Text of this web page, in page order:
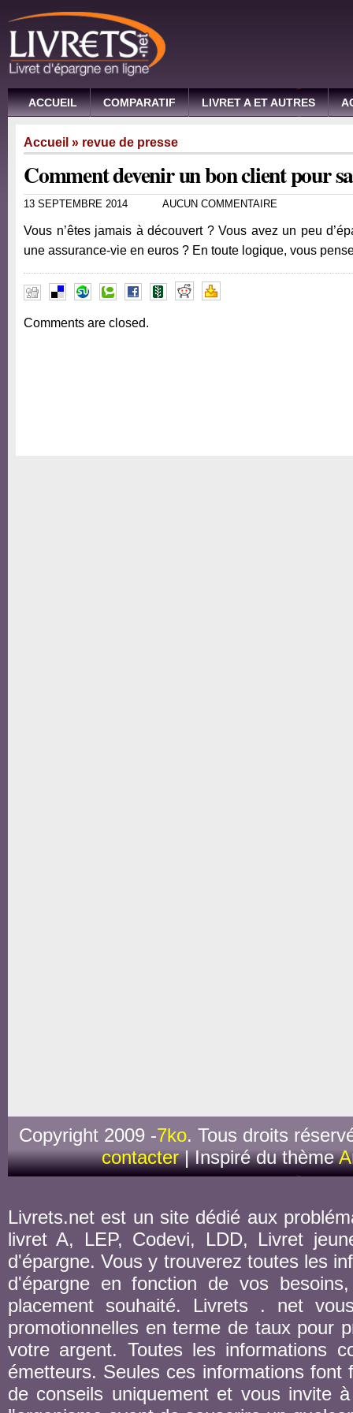
ACCUEIL COMPARATIF LIVRET A ET AUTRES
Accueil » revue de presse
Comment devenir un bon client pour
13 SEPTEMBRE 2014 AUCUN COMMENTAIRE
Vous n’êtes jamais à découvert ? Vous avez un peu
une assurance-vie en euros ? En toute logique, vous
Comments are closed.
Copyright 2009 -7ko. Tous droits
contacter| Inspiré du thème
Livrets.net est un site dédié aux
livret A, LEP, Codevi, LDD, Livret
d'épargne. Vous y trouverez toutes les
d'épargne en fonction de vos
placement souhaité. Livrets . net
promotionnelles en terme de taux pour
votre argent. Toutes les informations
émetteurs. Seules ces informations
de conseils uniquement et vous invite